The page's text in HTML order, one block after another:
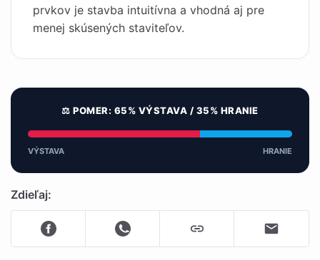
prvkov je stavba intuitívna a vhodná aj pre
menej skúsených staviteľov.
⚖️ POMER: 65% VÝSTAVA / 35% HRANIE
VÝSTAVA HRANIE
Zdieľaj: